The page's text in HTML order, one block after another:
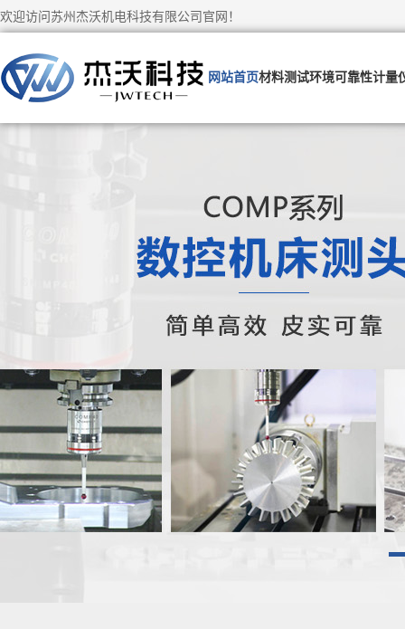
欢迎访问苏州杰沃机电科技有限公司官网！
网站首页材料测试环境可靠性计量